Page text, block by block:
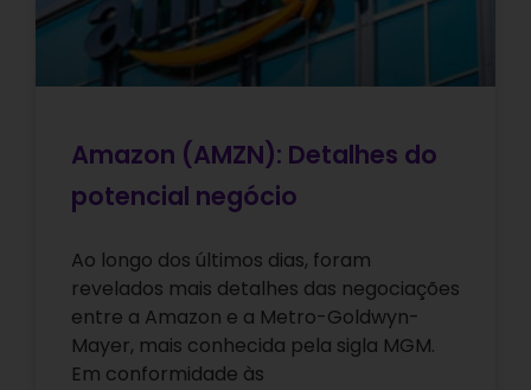
Amazon (AMZN): Detalhes do
potencial negócio
Ao longo dos últimos dias, foram
revelados mais detalhes das negociações
entre a Amazon e a Metro-Goldwyn-
Mayer, mais conhecida pela sigla MGM.
Em conformidade às